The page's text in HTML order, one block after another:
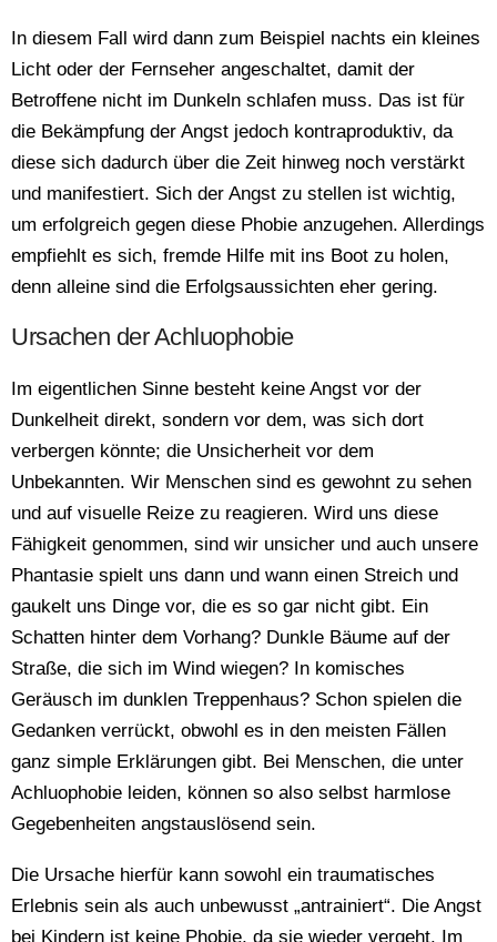
In diesem Fall wird dann zum Beispiel nachts ein kleines
Licht oder der Fernseher angeschaltet, damit der
Betroffene nicht im Dunkeln schlafen muss. Das ist für
die Bekämpfung der Angst jedoch kontraproduktiv, da
diese sich dadurch über die Zeit hinweg noch verstärkt
und manifestiert. Sich der Angst zu stellen ist wichtig,
um erfolgreich gegen diese Phobie anzugehen. Allerdings
empfiehlt es sich, fremde Hilfe mit ins Boot zu holen,
denn alleine sind die Erfolgsaussichten eher gering.
Ursachen der Achluophobie
Im eigentlichen Sinne besteht keine Angst vor der
Dunkelheit direkt, sondern vor dem, was sich dort
verbergen könnte; die Unsicherheit vor dem
Unbekannten. Wir Menschen sind es gewohnt zu sehen
und auf visuelle Reize zu reagieren. Wird uns diese
Fähigkeit genommen, sind wir unsicher und auch unsere
Phantasie spielt uns dann und wann einen Streich und
gaukelt uns Dinge vor, die es so gar nicht gibt. Ein
Schatten hinter dem Vorhang? Dunkle Bäume auf der
Straße, die sich im Wind wiegen? In komisches
Geräusch im dunklen Treppenhaus? Schon spielen die
Gedanken verrückt, obwohl es in den meisten Fällen
ganz simple Erklärungen gibt. Bei Menschen, die unter
Achluophobie leiden, können so also selbst harmlose
Gegebenheiten angstauslösend sein.
Die Ursache hierfür kann sowohl ein traumatisches
Erlebnis sein als auch unbewusst „antrainiert“. Die Angst
bei Kindern ist keine Phobie, da sie wieder vergeht. Im